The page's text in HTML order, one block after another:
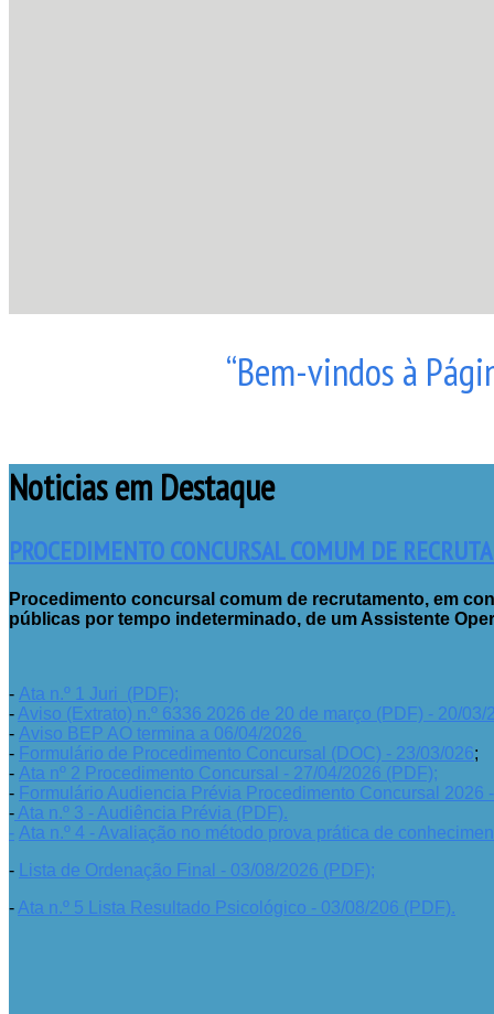
“Bem-vindos à
Noticias em Destaque
PROCEDIMENTO CONCURSAL COMUM DE
Procedimento concursal comum de recrutamento, em
públicas por tempo indeterminado, de um Assistente
- Ata n.º 1 Juri (PDF);
- Aviso (Extrato) n.º 6336 2026 de 20 de março (PDF) - 20/03/
- Aviso BEP AO termina a 06/04/2026
- Formulário de Procedimento Concursal (DOC) - 23/03/026;
- Ata nº 2 Procedimento Concursal - 27/04/2026 (PDF);
- Formulário Audiencia Prévia Procedimento Concursal 2026
- Ata n.º 3 - Audiência Prévia (PDF).
- Ata n.º 4 - Avaliação no método prova prática de
-
Lista de Ordenação Final - 03/08/2026 (PDF);
- Ata n.º 5 Lista Resultado Psicológico - 03/08/206 (PDF).